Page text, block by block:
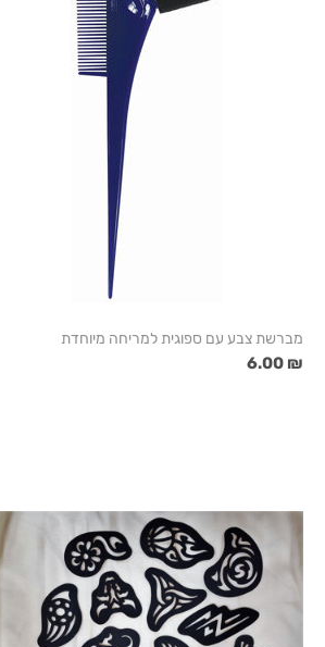
מברשת צבע עם ספוגית למריחה מיוחדת
₪ 6.00